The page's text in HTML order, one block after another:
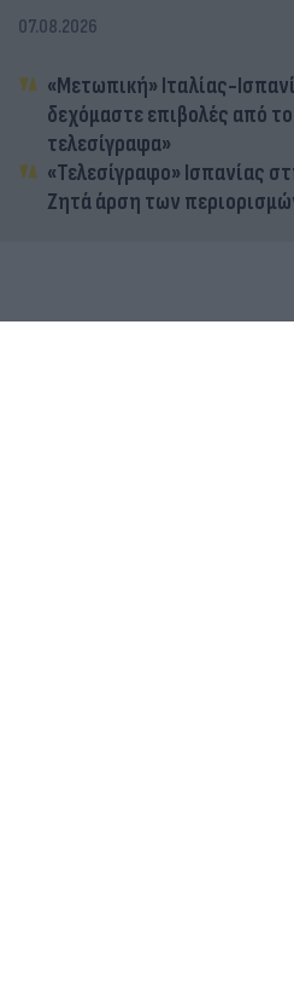
07.08.2026
«Μετωπική» Ιταλίας-
δεχόμαστε επιβολές από
τελεσίγραφα»
«Τελεσίγραφο» Ισπανίας
Ζητά άρση των